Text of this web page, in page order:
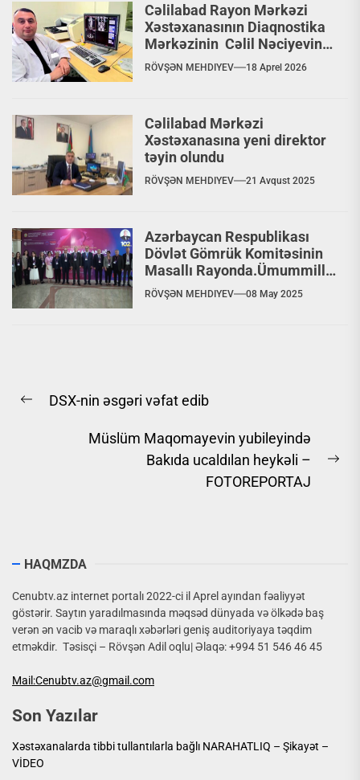
Cəlilabad Rayon Mərkəzi
Xəstəxanasının Diaqnostika
Mərkəzinin Cəlil Nəciyevin
uğurları VİDEO
RÖVŞƏN MEHDIYEV 18 Aprel 2026
Cəlilabad Mərkəzi
Xəstəxanasına yeni direktor
təyin olundu
RÖVŞƏN MEHDIYEV 21 Avqust 2025
Azərbaycan Respublikası
Dövlət Gömrük Komitəsinin
Masallı Rayonda.Ümummilli
Lider Heydər Əliyevin
anadan olmasının 102-ci
RÖVŞƏN MEHDIYEV 08 May 2025
naviqasiyası
Previous
DSX-nin əsgəri vəfat edib
Müslüm Maqomayevin yubileyində
Bakıda ucaldılan heykəli –
FOTOREPORTAJ
HAQMZDA
Cenubtv.az internet portalı 2022-ci il Aprel ayından fəaliyyət
göstərir. Saytın yaradılmasında məqsəd dünyada və ölkədə baş
verən ən vacib və maraqlı xəbərləri geniş auditoriyaya təqdim
etməkdir. Təsisçi – Rövşən Adil oqlu| Əlaqə: +994 51 546 46 45
Mail:Cenubtv.az@gmail.com
Son Yazılar
Xəstəxanalarda tibbi tullantılarla bağlı NARAHATLIQ – Şikayət –
VİDEO